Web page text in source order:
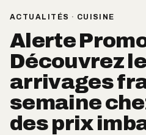
ACTUALITÉS · CUISINE
Alerte
Découvrez
arrivages
semaine
des prix